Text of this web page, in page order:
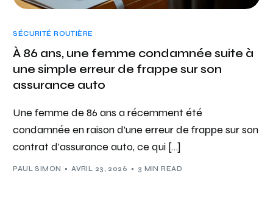
SÉCURITÉ ROUTIÈRE
À 86 ans, une femme condamnée suite à
une simple erreur de frappe sur son
assurance auto
Une femme de 86 ans a récemment été
condamnée en raison d’une erreur de frappe sur son
contrat d’assurance auto, ce qui […]
PAUL SIMON AVRIL 23, 2026 3 MIN READ